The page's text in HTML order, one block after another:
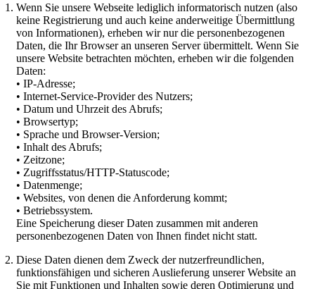
Wenn Sie unsere Webseite lediglich informatorisch nutzen (also
keine Registrierung und auch keine anderweitige Übermittlung
von Informationen), erheben wir nur die personenbezogenen
Daten, die Ihr Browser an unseren Server übermittelt. Wenn Sie
unsere Website betrachten möchten, erheben wir die folgenden
Daten:
• IP-Adresse;
• Internet-Service-Provider des Nutzers;
• Datum und Uhrzeit des Abrufs;
• Browsertyp;
• Sprache und Browser-Version;
• Inhalt des Abrufs;
• Zeitzone;
• Zugriffsstatus/HTTP-Statuscode;
• Datenmenge;
• Websites, von denen die Anforderung kommt;
• Betriebssystem.
Eine Speicherung dieser Daten zusammen mit anderen
personenbezogenen Daten von Ihnen findet nicht statt.
Diese Daten dienen dem Zweck der nutzerfreundlichen,
funktionsfähigen und sicheren Auslieferung unserer Website an
Sie mit Funktionen und Inhalten sowie deren Optimierung und